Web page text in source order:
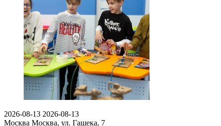
2026-08-13 2026-08-13
Москва Москва, ул. Гашека, 7